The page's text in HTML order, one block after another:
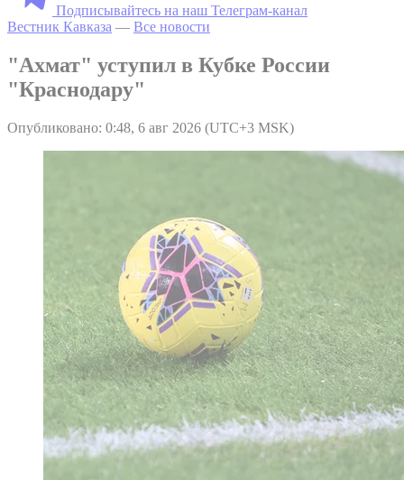
Подписывайтесь на наш Телеграм-канал
Вестник Кавказа — Все новости
"Ахмат" уступил в Кубке России
"Краснодару"
Опубликовано: 0:48, 6 авг 2026 (UTC+3 MSK)